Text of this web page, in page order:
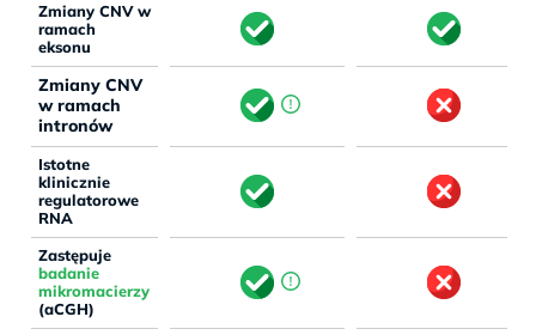
Zmiany CNV w
ramach
eksonu
Zmiany CNV
w ramach
intronów
Istotne
klinicznie
regulatorowe
RNA
Zastępuje
badanie
mikromacierzy
(aCGH)